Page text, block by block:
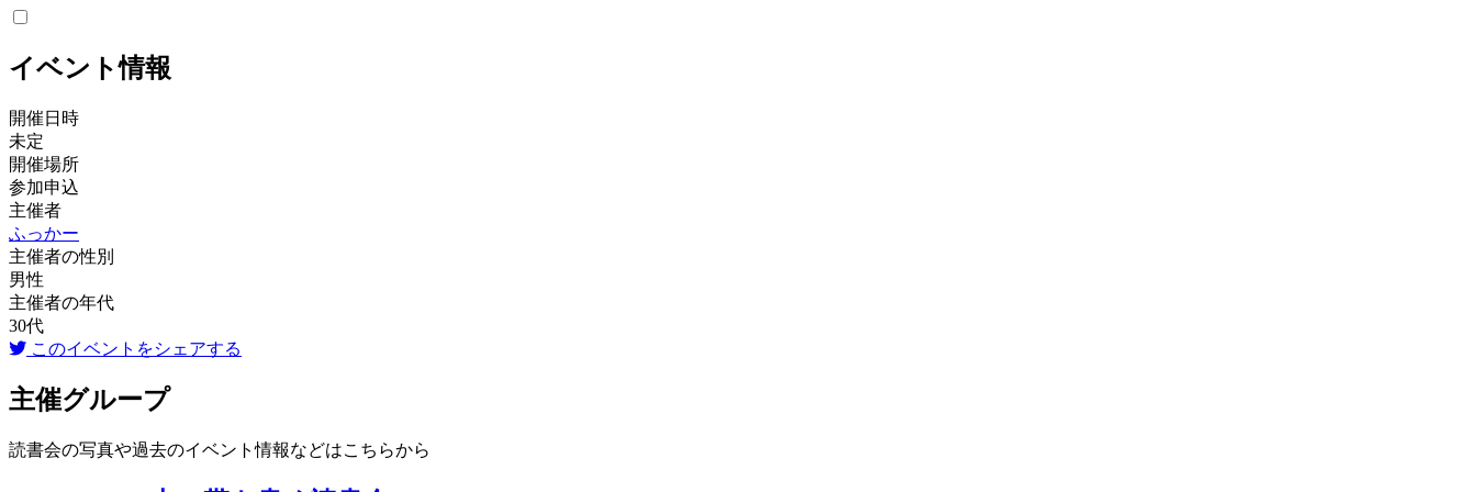
イベント情報
開催日時
未定
開催場所
参加申込
主催者
ふっかー
主催者の性別
男性
主催者の年代
30代
このイベントをシェアする
主催グループ
読書会の写真や過去のイベント情報などはこちらから